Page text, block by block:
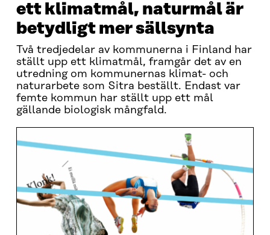
ett klimatmål, naturmål är
betydligt mer sällsynta
Två tredjedelar av kommunerna i Finland har
ställt upp ett klimatmål, framgår det av en
utredning om kommunernas klimat- och
naturarbete som Sitra beställt. Endast var
femte kommun har ställt upp ett mål
gällande biologisk mångfald.